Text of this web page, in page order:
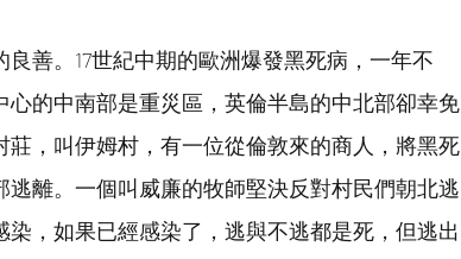
善。17世紀中期的歐洲爆發黑死病，一年不
的中南部是重災區，英倫半島的中北部卻幸免
，叫伊姆村，有一位從倫敦來的商人，將黑死
離。一個叫威廉的牧師堅決反對村民們朝北逃
，如果已經感染了，逃與不逃都是死，但逃出